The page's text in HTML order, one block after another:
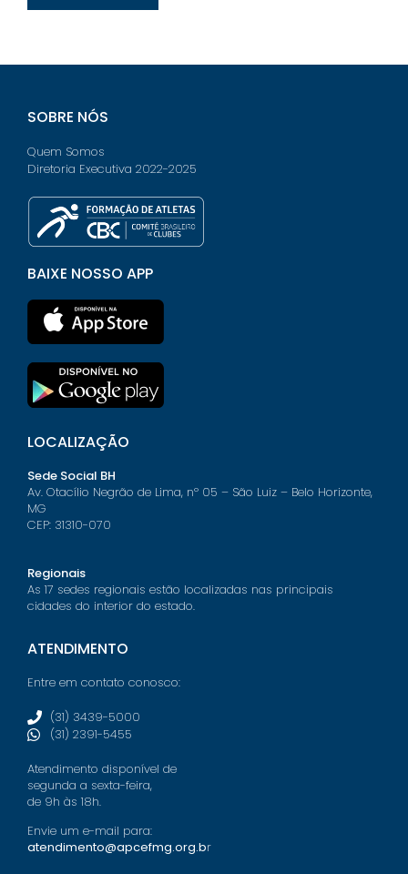
SOBRE NÓS
Quem Somos
Diretoria Executiva 2022-2025
BAIXE NOSSO APP
LOCALIZAÇÃO
Sede Social BH
Av. Otacílio Negrão de Lima, nº 05 – São Luiz – Belo Horizonte,
MG
CEP: 31310-070
Regionais
As 17 sedes regionais estão localizadas nas principais
cidades do interior do estado.
ATENDIMENTO
Entre em contato conosco:
(31) 3439-5000
(31) 2391-5455
Atendimento disponível de
segunda a sexta-feira,
de 9h às 18h.
Envie um e-mail para:
atendimento@apcefmg.org.br